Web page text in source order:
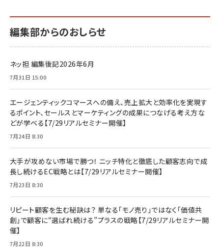
編集部からのおしらせ
ネッ担 編集後記2026年6月
7月31日 15:00
エージェンティックコマースへの備え、売上拡大と効率化を実現す
るポイント、セールスとマーケティングの成果につなげる考え方な
どが学べる【7/29リアルセミナー開催】
7月24日 8:30
大手が攻めない市場で勝つ！ ニッチ特化と徹底した顧客志向で成
長し続けるEC戦略とは【7/29リアルセミナー開催】
7月23日 8:30
リピート顧客を生む秘訣は？ 単なる「モノ売り」ではなく「価値共
創」で顧客に“選ばれ続ける”プラスの戦略【7/29リアルセミナー開
催】
7月22日 8:30